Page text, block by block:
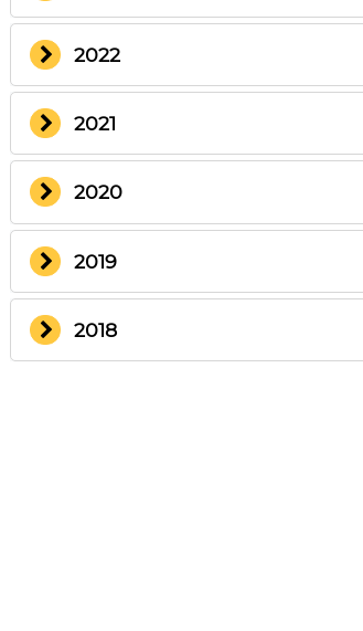
2022
2021
2020
2019
2018